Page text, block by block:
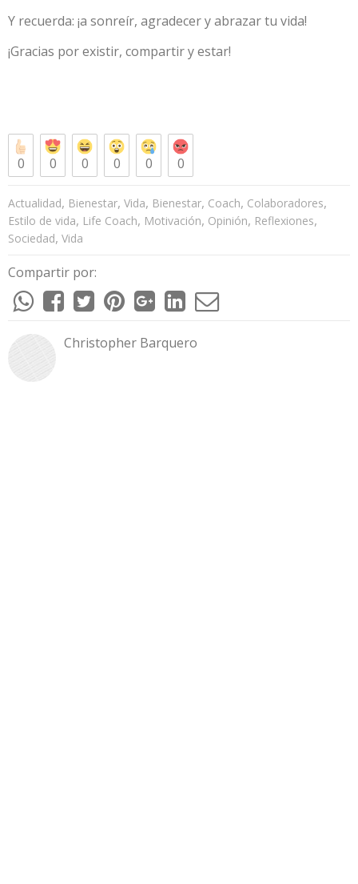
Y recuerda: ¡a sonreír, agradecer y abrazar tu vida!
¡Gracias por existir, compartir y estar!
0 0 0 0 0 0
Actualidad, Bienestar, Vida, Bienestar, Coach, Colaboradores,
Estilo de vida, Life Coach, Motivación, Opinión, Reflexiones,
Sociedad, Vida
Compartir por:
Christopher Barquero